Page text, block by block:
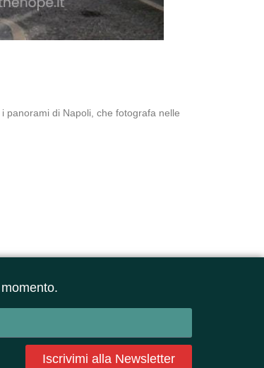
panorami di Napoli, che fotografa nelle
Iscrivimi alla Newsletter